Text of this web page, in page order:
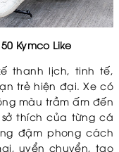
Kymco Like
thanh lịch, tinh tế,
trẻ hiện đại. Xe có
màu trầm ấm đến
thích của từng cá
đậm phong cách
uyển chuyển, tạo